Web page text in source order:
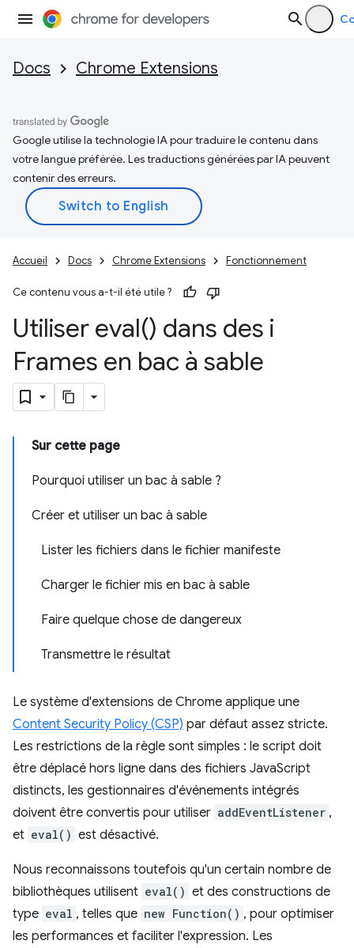
Docs Chrome Extensions
Google utilise la technologie IA pour traduire le contenu dans
votre langue préférée. Les traductions générées par IA peuvent
contenir des erreurs.
Accueil Docs Chrome Extensions Fonctionnement
Ce contenu vous a-t-il été utile ?
Utiliser eval() dans des i
Frames en bac à sable
Sur cette page
Pourquoi utiliser un bac à sable ?
Créer et utiliser un bac à sable
Lister les fichiers dans le fichier manifeste
Charger le fichier mis en bac à sable
Faire quelque chose de dangereux
Transmettre le résultat
Le système d'extensions de Chrome applique une
Content Security Policy (CSP) par défaut assez stricte.
Les restrictions de la règle sont simples : le script doit
être déplacé hors ligne dans des fichiers JavaScript
distincts, les gestionnaires d'événements intégrés
doivent être convertis pour utiliser addEventListener ,
et eval() est désactivé.
Nous reconnaissons toutefois qu'un certain nombre de
bibliothèques utilisent eval() et des constructions de
type eval , telles que new Function() , pour optimiser
les performances et faciliter l'expression. Les